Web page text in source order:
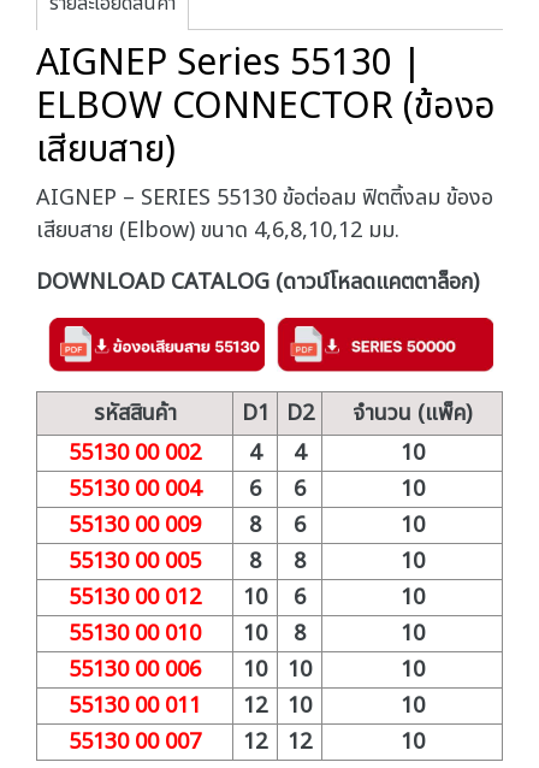
AIGNEP Series 55130 |
ELBOW CONNECTOR (ข้องอ
เสียบสาย)
AIGNEP – SERIES 55130 ข้อต่อลม ฟิตติ้งลม ข้องอ
เสียบสาย (Elbow) ขนาด 4,6,8,10,12 มม.
DOWNLOAD CATALOG (ดาวน์โหลดแคตตาล็อก)
รหัสสินค้า D1 D2
จำนวน (แพ็ค)
55130 00 002
4 4
10
55130 00 004
6 6
10
55130 00 009
8 6
10
55130 00 005
8 8
10
55130 00 012
10 6
10
55130 00 010
10 8
10
55130 00 006
10 10
10
55130 00 011
12 10
10
55130 00 007
12 12 10